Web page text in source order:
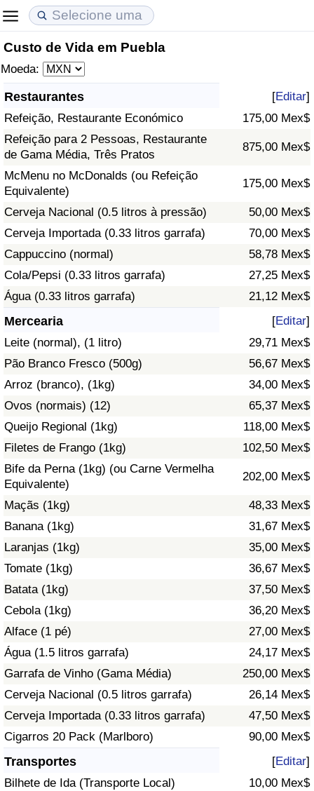
Custo de Vida em Puebla
Moeda:
Restaurantes [Editar]
Refeição, Restaurante Económico
175,00 Mex$
Refeição para 2 Pessoas, Restaurante
de Gama Média, Três Pratos
875,00 Mex$
McMenu no McDonalds (ou Refeição
Equivalente)
175,00 Mex$
Cerveja Nacional (0.5 litros à pressão)
50,00 Mex$
Cerveja Importada (0.33 litros garrafa)
70,00 Mex$
Cappuccino (normal)
58,78 Mex$
Cola/Pepsi (0.33 litros garrafa)
27,25 Mex$
Água (0.33 litros garrafa)
21,12 Mex$
Mercearia [Editar]
Leite (normal), (1 litro)
29,71 Mex$
Pão Branco Fresco (500g)
56,67 Mex$
Arroz (branco), (1kg)
34,00 Mex$
Ovos (normais) (12)
65,37 Mex$
Queijo Regional (1kg)
118,00 Mex$
Filetes de Frango (1kg)
102,50 Mex$
Bife da Perna (1kg) (ou Carne Vermelha
Equivalente)
202,00 Mex$
Maçãs (1kg)
48,33 Mex$
Banana (1kg)
31,67 Mex$
Laranjas (1kg)
35,00 Mex$
Tomate (1kg)
36,67 Mex$
Batata (1kg)
37,50 Mex$
Cebola (1kg)
36,20 Mex$
Alface (1 pé)
27,00 Mex$
Água (1.5 litros garrafa)
24,17 Mex$
Garrafa de Vinho (Gama Média)
250,00 Mex$
Cerveja Nacional (0.5 litros garrafa)
26,14 Mex$
Cerveja Importada (0.33 litros garrafa)
47,50 Mex$
Cigarros 20 Pack (Marlboro)
90,00 Mex$
Transportes [Editar]
Bilhete de Ida (Transporte Local)
10,00 Mex$
Custo de Vida
Indicador de Custo de Vida
Indicador de Custo de Vida Por País
em Aqaba
Preços de Imóveis
Indicador de Preços de Imóveis
Indicador de Preços de Imóveis por País
Qualidade de Vida
Indicador de Qualidade de Vida (Atual)
Índice de qualidade de vida por país
Crime
Taxa do Indicador de Crime (Atual)
Indicador de Crime
Índice de criminalidade por país
Saúde
Indicador de Saúde (Atual)
Indicador de Saúde
Indicador de Saúde por País
Poluição
Índice de poluição
Indicador de Poluição por País
Trânsito
Indicador de Trânsito
Indicador de Trânsito (Atual)
Indicador de Trânsito por País